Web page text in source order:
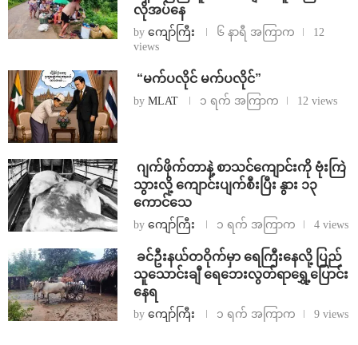
လိုအပ်နေ
by ကျော်ကြီး ၆ နာရီ အကြာက
12
views
⁨ ⁨“မက်ပလိုင် မက်ပလိုင်”
by MLAT ၁ ရက် အကြာက 12 views
⁨⁩ ⁨ဂျက်ဖိုက်တာနဲ့ စာသင်ကျောင်းကို ဗုံးကြဲ
သွားလို့ ကျောင်းပျက်စီးပြီး နွား ၁၃
ကောင်သေ
by ကျော်ကြီး ၁ ရက် အကြာက 4 views
⁩ ⁨ခင်ဦးနယ်တဝိုက်မှာ ရေကြီးနေလို့ ပြည်
သူသောင်းချီ ရေဘေးလွတ်ရာရွှေ့ပြောင်း
နေရ
by ကျော်ကြီး ၁ ရက် အကြာက 9 views